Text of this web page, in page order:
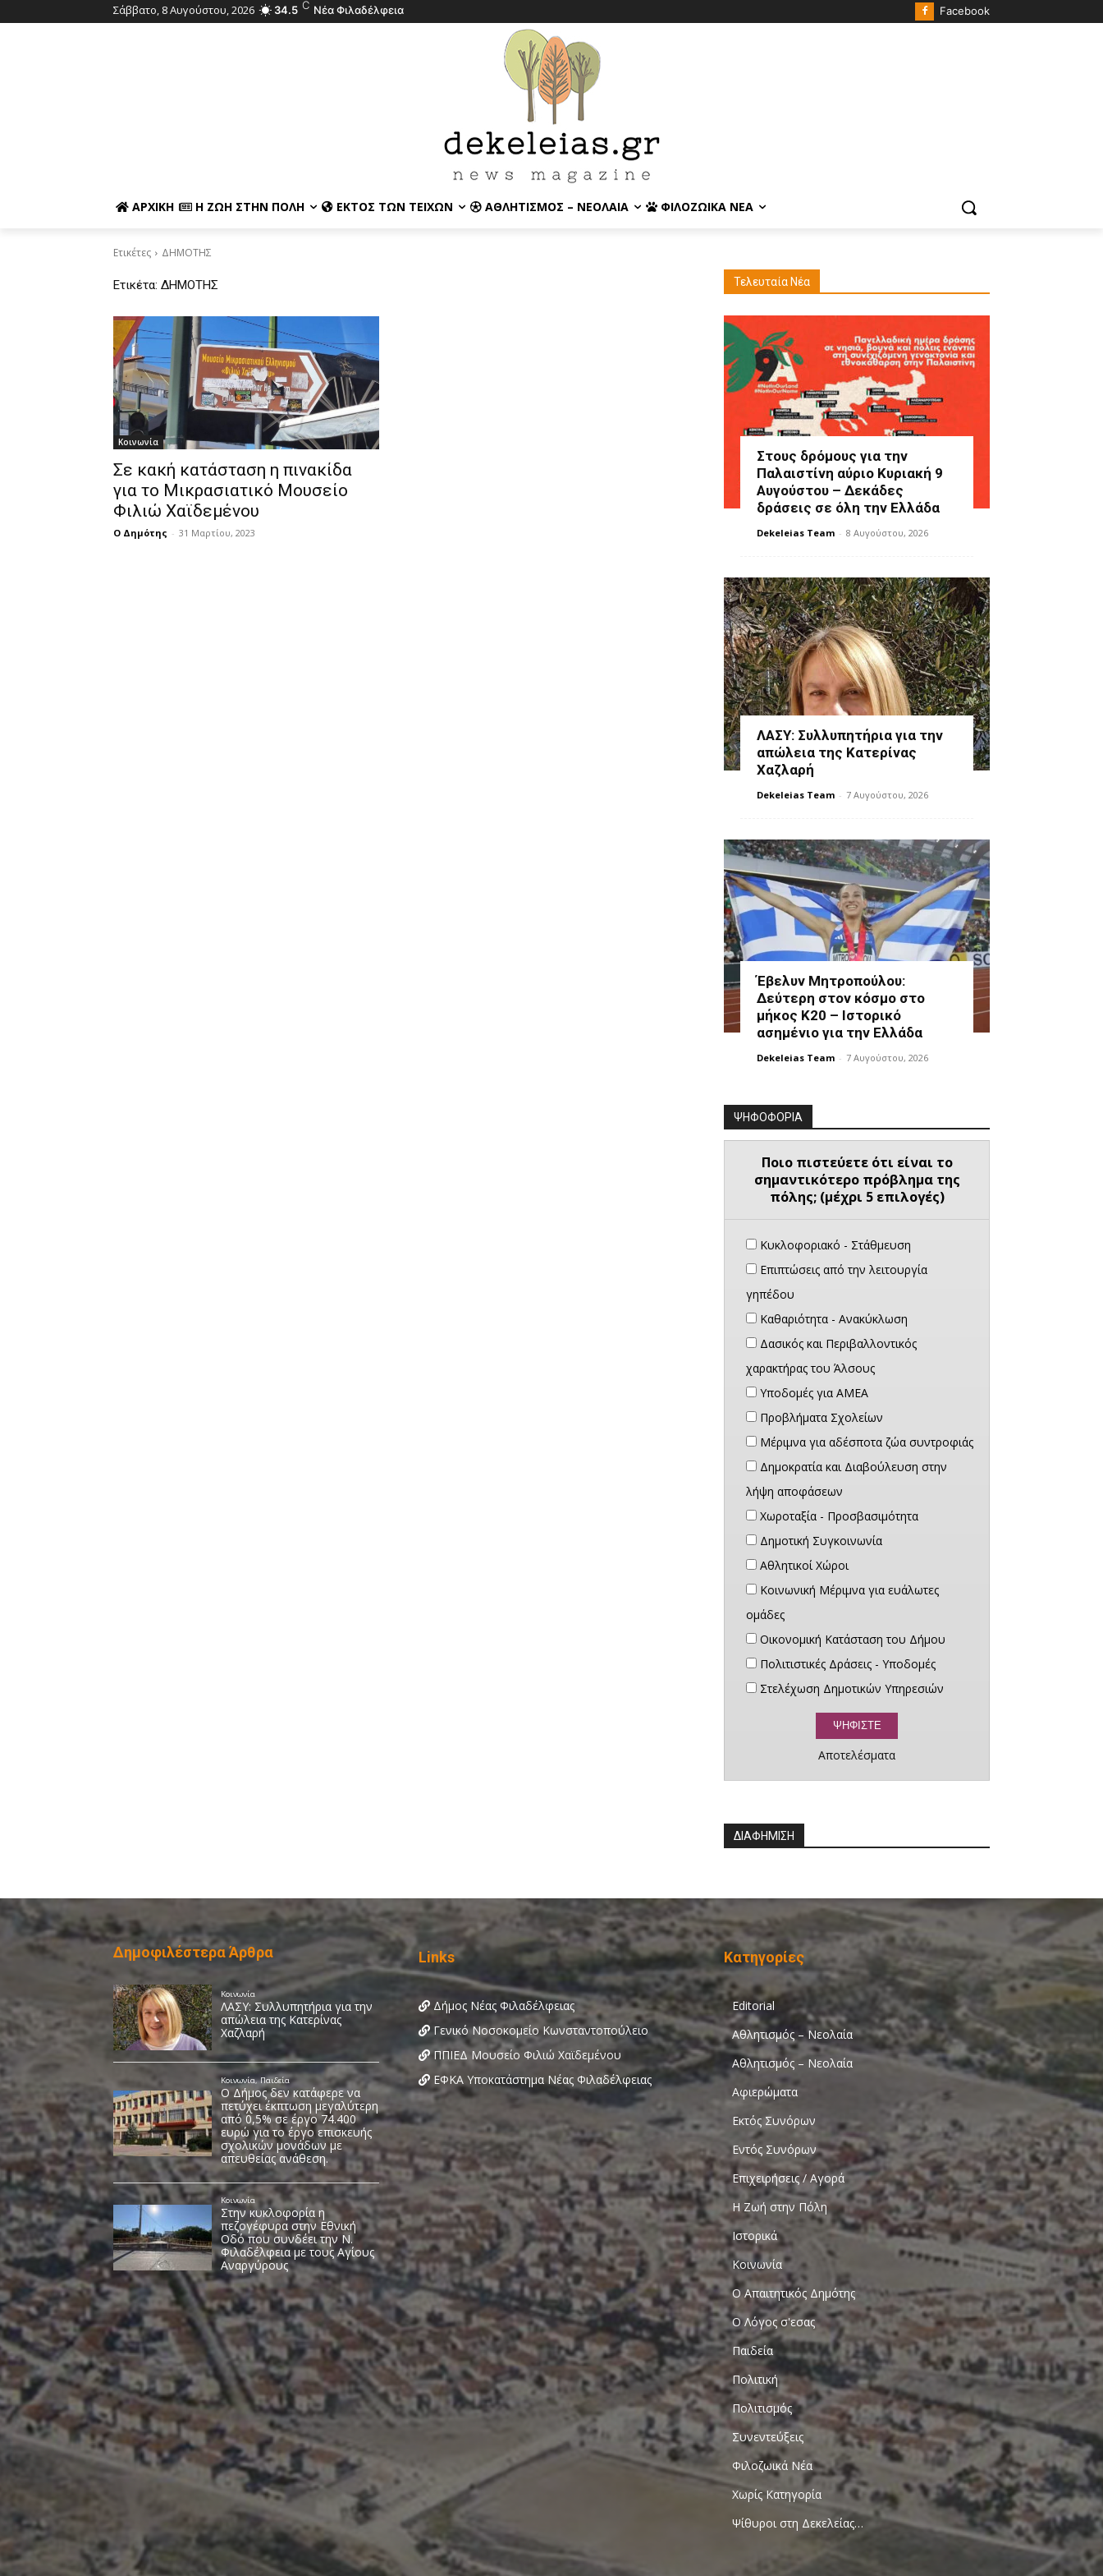
Σάββατο, 8 Αυγούστου, 2026 34.5 C Νέα Φιλαδέλφεια Facebook
ΑΡΧΙΚΉ Η ΖΩΉ ΣΤΗΝ ΠΌΛΗ ΕΚΤΌΣ ΤΩΝ ΤΕΙΧΏΝ ΑΘΛΗΤΙΣΜΌΣ – ΝΕΟΛΑΊΑ ΦΙΛΟΖΩΙΚΆ ΝΈΑ
Ετικέτες ΔΗΜΟΤΗΣ
Ετικέτα: ΔΗΜΟΤΗΣ
Κοινωνία
Σε κακή κατάσταση η πινακίδα
για το Μικρασιατικό Μουσείο
Φιλιώ Χαϊδεμένου
Ο Δημότης - 31 Μαρτίου, 2023
Τελευταία Νέα
Στους δρόμους για την
Παλαιστίνη αύριο Κυριακή 9
Αυγούστου – Δεκάδες
δράσεις σε όλη την Ελλάδα
Dekeleias Team - 8 Αυγούστου, 2026
ΛΑΣΥ: Συλλυπητήρια για την
απώλεια της Κατερίνας
Χαζλαρή
Dekeleias Team - 7 Αυγούστου, 2026
Έβελυν Μητροπούλου:
Δεύτερη στον κόσμο στο
μήκος Κ20 – Ιστορικό
ασημένιο για την Ελλάδα
Dekeleias Team - 7 Αυγούστου, 2026
ΨΗΦΟΦΟΡΙΑ
Ποιο πιστεύετε ότι είναι το
σημαντικότερο πρόβλημα της
πόλης; (μέχρι 5 επιλογές)
Κυκλοφοριακό - Στάθμευση
Επιπτώσεις από την λειτουργία
γηπέδου
Καθαριότητα - Ανακύκλωση
Δασικός και Περιβαλλοντικός
χαρακτήρας του Άλσους
Υποδομές για ΑΜΕΑ
Προβλήματα Σχολείων
Μέριμνα για αδέσποτα ζώα συντροφιάς
Δημοκρατία και Διαβούλευση στην
λήψη αποφάσεων
Χωροταξία - Προσβασιμότητα
Δημοτική Συγκοινωνία
Αθλητικοί Χώροι
Κοινωνική Μέριμνα για ευάλωτες
ομάδες
Οικονομική Κατάσταση του Δήμου
Πολιτιστικές Δράσεις - Υποδομές
Στελέχωση Δημοτικών Υπηρεσιών
Αποτελέσματα
ΔΙΑΦΗΜΙΣΗ
Δημοφιλέστερα Άρθρα Links
Δήμος Νέας Φιλαδέλφειας
Γενικό Νοσοκομείο Κωνσταντοπούλειο
ΠΠΙΕΔ Μουσείο Φιλιώ Χαϊδεμένου
ΕΦΚΑ Υποκατάστημα Νέας Φιλαδέλφειας
Κατηγορίες
Editorial
Αθλητισμός – Νεολαία
Αθλητισμός – Νεολαία
Αφιερώματα
Εκτός Συνόρων
Εντός Συνόρων
Επιχειρήσεις / Αγορά
Η Ζωή στην Πόλη
Ιστορικά
Κοινωνία
Ο Απαιτητικός Δημότης
Ο Λόγος σ'εσας
Παιδεία
Πολιτική
Πολιτισμός
Συνεντεύξεις
Φιλοζωικά Νέα
Χωρίς Κατηγορία
Ψίθυροι στη Δεκελείας…